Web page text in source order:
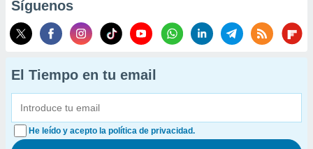
Síguenos
El Tiempo en tu email
He leído y acepto la política de privacidad.